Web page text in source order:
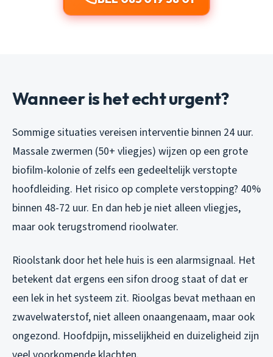
Wanneer is het echt urgent?
Sommige situaties vereisen interventie binnen 24 uur.
Massale zwermen (50+ vliegjes) wijzen op een grote
biofilm-kolonie of zelfs een gedeeltelijk verstopte
hoofdleiding. Het risico op complete verstopping? 40%
binnen 48-72 uur. En dan heb je niet alleen vliegjes,
maar ook terugstromend rioolwater.
Rioolstank door het hele huis is een alarmsignaal. Het
betekent dat ergens een sifon droog staat of dat er
een lek in het systeem zit. Rioolgas bevat methaan en
zwavelwaterstof, niet alleen onaangenaam, maar ook
ongezond. Hoofdpijn, misselijkheid en duizeligheid zijn